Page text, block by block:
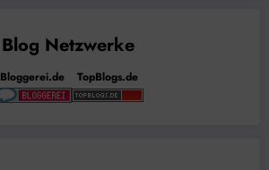
Bloggerei.de TopBlogs.de